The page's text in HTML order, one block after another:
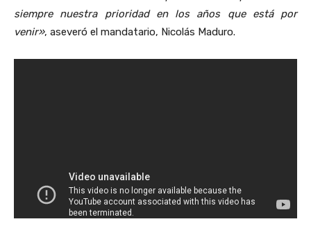
siempre nuestra prioridad en los años que está por
venir», aseveró el mandatario, Nicolás Maduro.